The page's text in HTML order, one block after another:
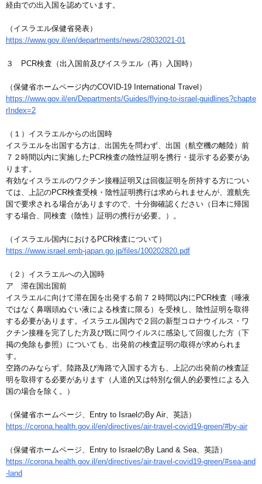
経由での出入国を認めています。
（イスラエル保健省発表）
https://www.gov.il/en/departments/news/28032021-01
３ PCR検査（出入国前及びイスラエル（再）入国時）
（保健省ホームページ内のCOVID-19 International Travel）
https://www.gov.il/en/Departments/Guides/flying-to-israel-guidlines?chapte
rIndex=2
（１）イスラエルからの出国時
イスラエルを出国する方は、出国先を問わず、出国（航空機の離陸）前
７２時間以内に実施したPCR検査の陰性証明を携行・提示する必要があ
ります。
有効なイスラエルのワクチン接種証明又は回復証明を所持する方につい
ては、上記のPCR検査受検・陰性証明携行は求められませんが、渡航先
国で要求される場合がありますので、十分御確認ください（日本に帰国
する場合、同検査（陰性）証明の携行が必要。）。
（イスラエル国内におけるPCR検査について）
https://www.israel.emb-japan.go.jp/files/100202820.pdf
（２）イスラエルへの入国時
ア 滞在国出国前
イスラエルに向けて滞在国を出発する前７２時間以内にPCR検査（唾液
ではなく鼻咽頭ぬぐい液による検査に限る）を受検し、陰性証明を取得
する必要があります。イスラエル国内で２回の新型コロナウイルス・ワ
クチン接種を完了した方及び既に同ウイルスに感染して回復した方（下
掲の免除も参照）についても、出発前の検査証明の取得が求められま
す。
空路のみならず、陸路及び海路で入国する方も、上記の出発前の検査証
明を取得する必要があります（人道的又は特別な個人的必要性による入
国の場合を除く。）
（保健省ホームページ、Entry to IsraelのBy Air、英語）
https://corona.health.gov.il/en/directives/air-travel-covid19-green/#by-air
（保健省ホームページ、Entry to IsraelのBy Land & Sea、英語）
https://corona.health.gov.il/en/directives/air-travel-covid19-green/#sea-and
-land